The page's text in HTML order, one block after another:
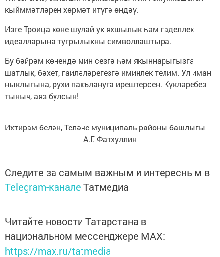
кыйммәтләрен хөрмәт итүгә өндәү.
Изге Троица көне шулай ук яхшылык һәм гаделлек
идеалларына тугрылыкны символлаштыра.
Бу бәйрәм көнендә мин сезгә һәм якыннарыгызга
шатлык, бәхет, гаиләләрегезгә иминлек телим. Ул иман
ныклыгына, рухи пакълануга ирештерсен. Күкләребез
тыныч, аяз булсын!
Ихтирам белән, Теләче муниципаль районы башлыгы
А.Г. Фатхуллин
Следите за самым важным и интересным в
Telegram-канале Татмедиа
Читайте новости Татарстана в
национальном мессенджере MАХ:
https://max.ru/tatmedia